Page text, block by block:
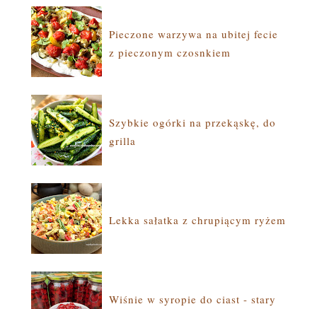
Pieczone warzywa na ubitej fecie
z pieczonym czosnkiem
Szybkie ogórki na przekąskę, do
grilla
Lekka sałatka z chrupiącym ryżem
Wiśnie w syropie do ciast - stary